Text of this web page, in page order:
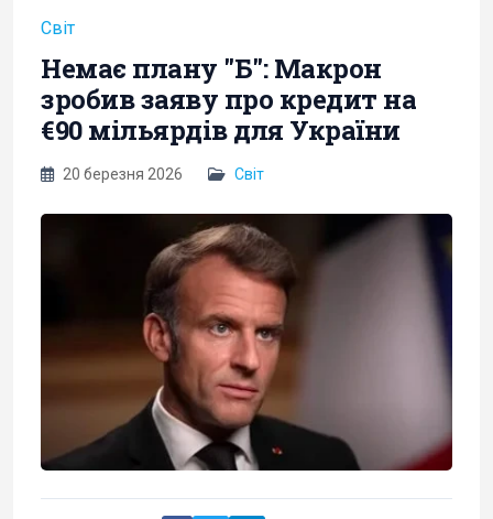
Світ
Немає плану "Б": Макрон
зробив заяву про кредит на
€90 мільярдів для України
20 березня 2026 Світ